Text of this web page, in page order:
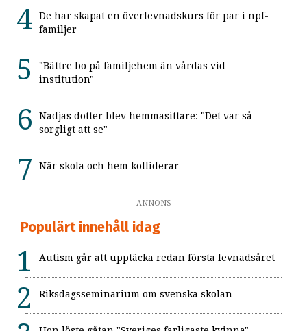
De har skapat en överlevnadskurs för par i npf-
familjer
"Bättre bo på familjehem än vårdas vid
institution"
Nadjas dotter blev hemmasittare: "Det var så
sorgligt att se"
När skola och hem kolliderar
ANNONS
Populärt innehåll idag
Autism går att upptäcka redan första levnadsåret
Riksdagsseminarium om svenska skolan